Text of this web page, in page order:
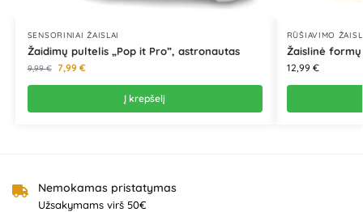
SENSORINIAI ŽAISLAI
Žaidimų pultelis „Pop it Pro”, astronautas
9,99€ 7,99 €
Į krepšelį
RŪŠIAVIMO
Žaislinė
12,99 €
Nemokamas pristatymas
Užsakymams virš 50€